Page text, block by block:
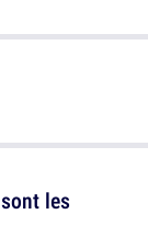
les